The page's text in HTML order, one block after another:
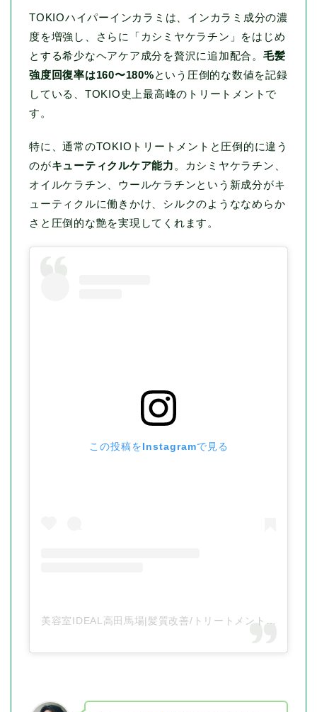
TOKIOハイパーインカラミは、インカラミ成分の濃
度を増強し、さらに「カシミヤケラチン」をはじめ
とする希少なヘアケア成分を贅沢に追加配合。 毛髪
強度回復率は160〜180%という圧倒的な数値を記録
している、TOKIO史上最高峰のトリートメントで
す。
特に、通常のTOKIOトリートメントと圧倒的に違う
のがキューティクルケア能力 。カシミヤケラチン、
オイルケラチン、ウールケラチンという新成分がキ
ューティクルに働きかけ、シルクのようななめらか
さと圧倒的な艶を実現してくれます。
この投稿をInstagramで見る